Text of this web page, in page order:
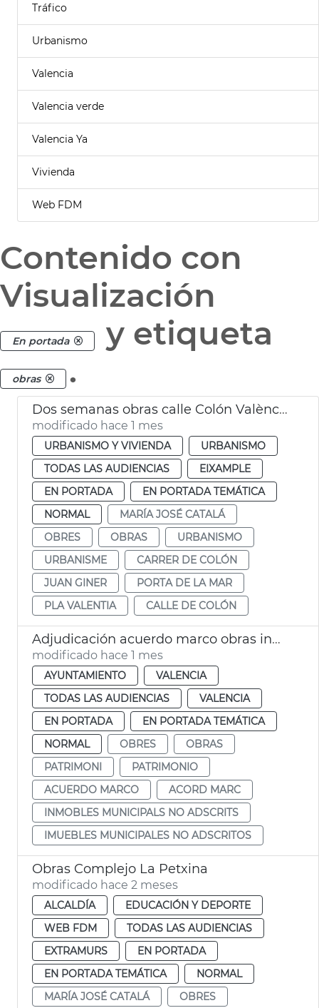
Tráfico
Urbanismo
Valencia
Valencia verde
Valencia Ya
Vivienda
Web FDM
Contenido con
Visualización
En portada y etiqueta
obras .
Dos semanas obras calle Colón València
modificado hace 1 mes
URBANISMO Y VIVIENDA
URBANISMO
TODAS LAS AUDIENCIAS
EIXAMPLE
EN PORTADA
EN PORTADA TEMÁTICA
NORMAL
MARÍA JOSÉ CATALÁ
OBRES
OBRAS
URBANISMO
URBANISME
CARRER DE COLÓN
JUAN GINER
PORTA DE LA MAR
PLA VALENTIA
CALLE DE COLÓN
Adjudicación acuerdo marco obras inmuebles municipales València
modificado hace 1 mes
AYUNTAMIENTO
VALENCIA
TODAS LAS AUDIENCIAS
VALENCIA
EN PORTADA
EN PORTADA TEMÁTICA
NORMAL
OBRES
OBRAS
PATRIMONI
PATRIMONIO
ACUERDO MARCO
ACORD MARC
INMOBLES MUNICIPALS NO ADSCRITS
IMUEBLES MUNICIPALES NO ADSCRITOS
Obras Complejo La Petxina
modificado hace 2 meses
ALCALDÍA
EDUCACIÓN Y DEPORTE
WEB FDM
TODAS LAS AUDIENCIAS
EXTRAMURS
EN PORTADA
EN PORTADA TEMÁTICA
NORMAL
MARÍA JOSÉ CATALÁ
OBRES